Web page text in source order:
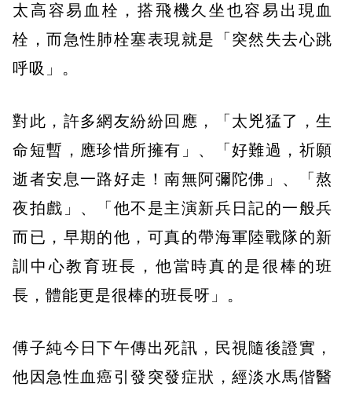
太高容易血栓，搭飛機久坐也容易出現血
栓，而急性肺栓塞表現就是「突然失去心跳
呼吸」。
對此，許多網友紛紛回應，「太兇猛了，生
命短暫，應珍惜所擁有」、「好難過，祈願
逝者安息一路好走！南無阿彌陀佛」、「熬
夜拍戲」、「他不是主演新兵日記的一般兵
而已，早期的他，可真的帶海軍陸戰隊的新
訓中心教育班長，他當時真的是很棒的班
長，體能更是很棒的班長呀」。
傅子純今日下午傳出死訊，民視隨後證實，
他因急性血癌引發突發症狀，經淡水馬偕醫